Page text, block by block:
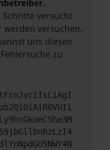
versucht
werden versuchen,
uns diesen
zu